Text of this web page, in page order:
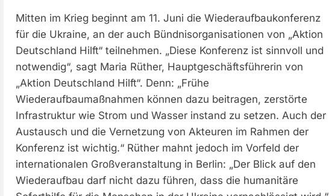
Mitten im Krieg beginnt am 11. Juni die Wiederaufbaukonferenz
für die Ukraine, an der auch Bündnisorganisationen von „Aktion
Deutschland Hilft“ teilnehmen. „Diese Konferenz ist sinnvoll und
notwendig“, sagt Maria Rüther, Hauptgeschäftsführerin von
„Aktion Deutschland Hilft“. Denn: „Frühe
Wiederaufbaumaßnahmen können dazu beitragen, zerstörte
Infrastruktur wie Strom und Wasser instand zu setzen. Auch der
Austausch und die Vernetzung von Akteuren im Rahmen der
Konferenz ist wichtig.“ Rüther mahnt jedoch im Vorfeld der
internationalen Großveranstaltung in Berlin: „Der Blick auf den
Wiederaufbau darf nicht dazu führen, dass die humanitäre